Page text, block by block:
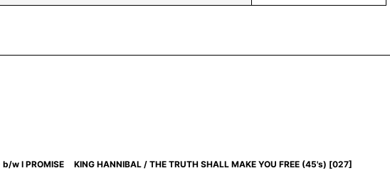
w I PROMISE
KING HANNIBAL / THE TRUTH SHALL MAKE YOU FREE (45's) [027]